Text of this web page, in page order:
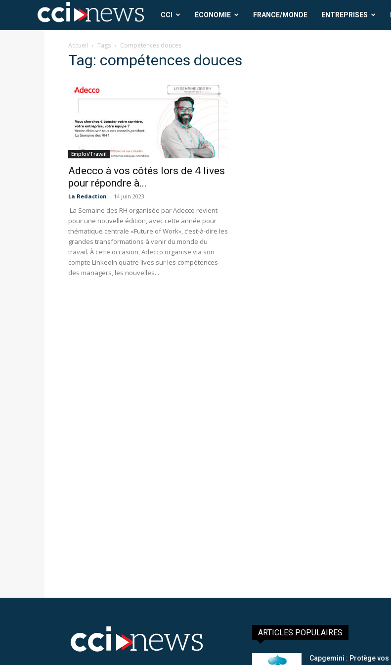
CCI
News
CCI ÉCONOMIE FRANCE/MONDE ENTREPRISES
Accueil Tags Compétences douces
Tag: compétences douces
Emploi/Travail
Adecco à vos côtés lors de 4 lives
pour répondre à...
La Redaction - 14 juin 2023
La Semaine des RH organisée par Adecco revient
pour une nouvelle édition, avec cette année pour
thématique centrale «Future of Work», c’est-à-dire les
grandes transformations à venir du monde du
travail. À cette occasion, Adecco organise via son
compte LinkedIn quatre lives sur les compétences
des managers, les nouvelles...
ARTICLES POPULAIRES
Capgemini : Protège vos